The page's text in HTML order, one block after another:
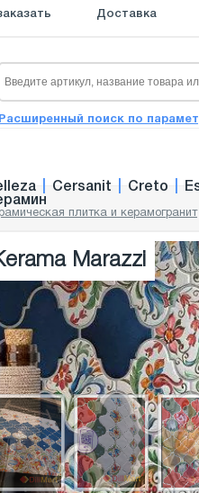
Доставка
Расширенный поиск по
Cersanit Creto
плитка и керамогранит
Marazzi